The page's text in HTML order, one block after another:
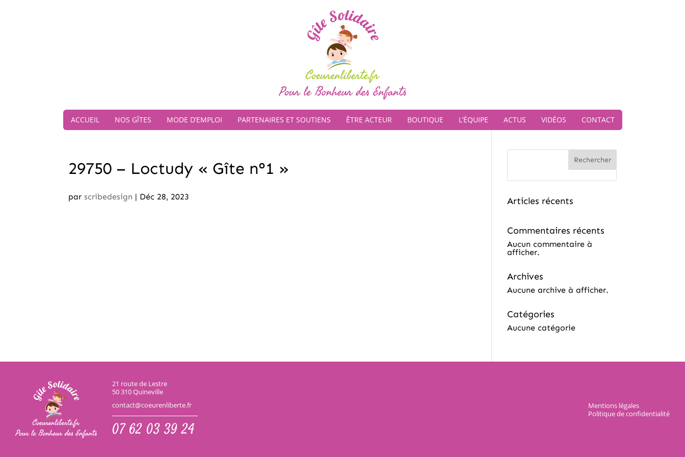
ACCUEIL NOS GÎTES MODE D’EMPLOI PARTENAIRES ET SOUTIENS ÊTRE ACTEUR BOUTIQUE L’ÉQUIPE ACTUS VIDÉOS CONTACT
29750 – Loctudy « Gîte n°1 »
parscribedesign | Déc 28, 2023
Rechercher
Articles récents
Commentaires récents
Aucun commentaire à
afficher.
Archives
Aucune archive à afficher.
Catégories
Aucune catégorie
21 route de Lestre
50 310 Quineville
contact@coeurenliberte.fr
07 62 03 39 24
Mentions légales
Politique de confidentialité